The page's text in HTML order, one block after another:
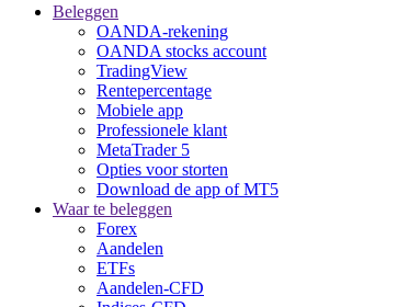
Beleggen
OANDA-rekening
OANDA stocks account
TradingView
Rentepercentage
Mobiele app
Professionele klant
MetaTrader 5
Opties voor storten
Download de app of MT5
Waar te beleggen
Forex
Aandelen
ETFs
Aandelen-CFD